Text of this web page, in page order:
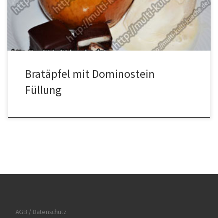
Aroma mit den Rosinen vermischen und bei Seite stellen. Die Form
mit Butter einfetten. Die Äpfel waschen und das […]
Bratäpfel mit Dominostein
Füllung
AGB / Datenschutz